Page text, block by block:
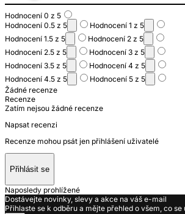
Hodnocení 0 z 5
Hodnocení 0.5 z 5
Hodnocení 1 z 5
Hodnocení 1.5 z 5
Hodnocení 2 z 5
Hodnocení 2.5 z 5
Hodnocení 3 z 5
Hodnocení 3.5 z 5
Hodnocení 4 z 5
Hodnocení 4.5 z 5
Hodnocení 5 z 5
Žádné recenze
Recenze
Zatím nejsou žádné recenze
Napsat recenzi
Recenze mohou psát jen přihlášení uživatelé
Přihlásit se
Naposledy prohlížené
Dostávejte novinky, slevy a akce na váš e-mail
Přihlaste se k odběru a mějte přehled o všem, co se